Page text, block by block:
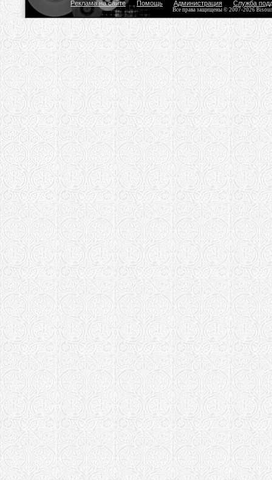
Реклама на сайте Помощь Администрация Служба
Все права защищены © 2007-2026